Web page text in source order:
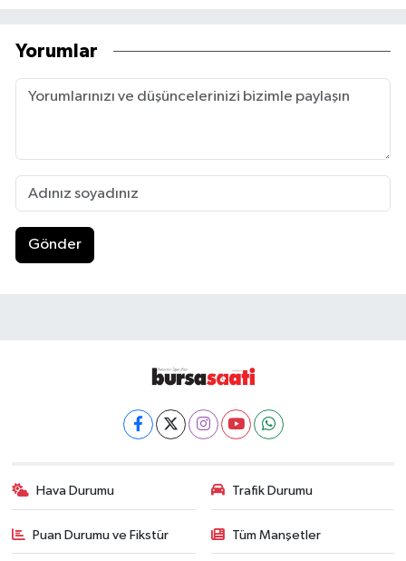
Yorumlar
Gönder
Hava Durumu Trafik Durumu
Puan Durumu ve Fikstür Tüm Manşetler